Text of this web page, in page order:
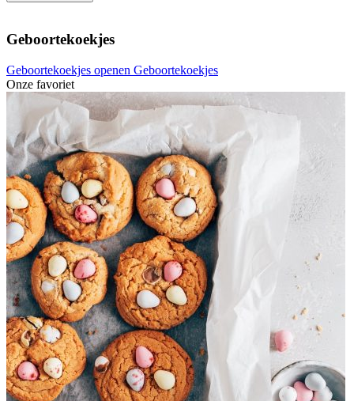
Geboortekoekjes
Geboortekoekjes openen Geboortekoekjes
Onze favoriet